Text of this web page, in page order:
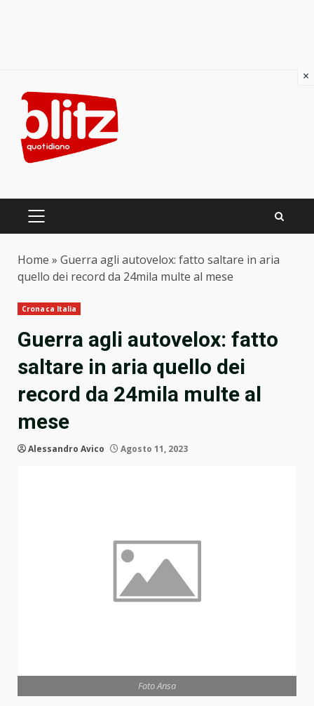
content
PRIMARY
Home » Guerra agli autovelox: fatto saltare in aria
quello dei record da 24mila multe al mese
Cronaca Italia
Guerra agli autovelox: fatto
saltare in aria quello dei
record da 24mila multe al
mese
Alessandro Avico Agosto 11, 2023
Foto Ansa
×